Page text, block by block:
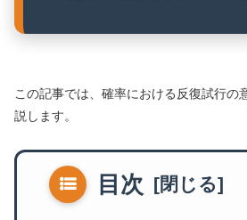
この記事では、確率における反復試行の
説します。
目次